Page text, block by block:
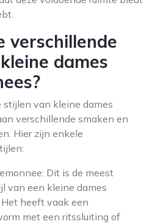
verschillende
dames
stijlen van kleine dames
verschillende smaken en
Hier zijn enkele
Dit is de meest
van een kleine dames
heeft vaak een
met een ritssluiting of